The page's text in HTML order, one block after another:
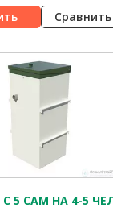
Сравнить
5 САМ НА 4-5